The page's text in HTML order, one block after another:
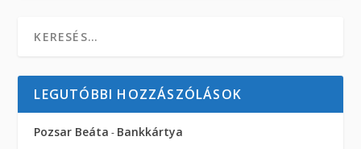
LEGUTÓBBI HOZZÁSZÓLÁSOK
Pozsar Beáta - Bankkártya